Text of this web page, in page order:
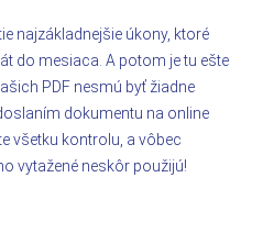
najzákladnejšie úkony, ktoré
do mesiaca. A potom je tu ešte
PDF nesmú byť žiadne
dokumentu na online
všetku kontrolu, a vôbec
vytažené neskôr použijú!